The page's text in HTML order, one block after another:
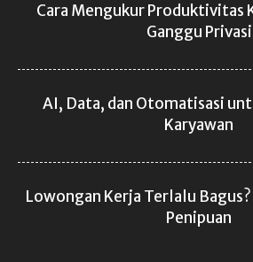
Cara Mengukur Produktivitas
Ganggu Privasi
AI, Data, dan Otomatisasi
Karyawan
Lowongan Kerja Terlalu
Penipuan